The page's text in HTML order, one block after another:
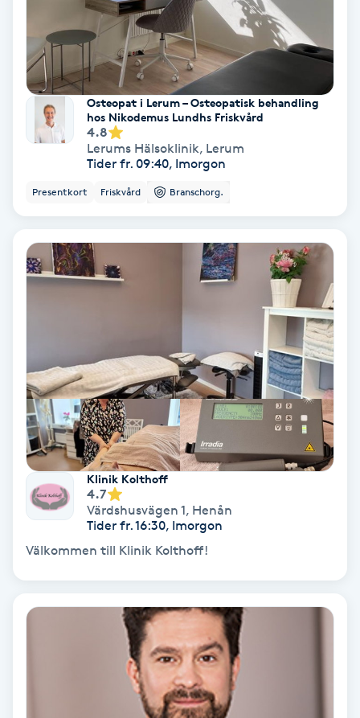
Regndroppsmassage
Reiki
Reikihealing
Reiki massage
Restorative Yoga
Rosenmetoden
Samtalsterapi
Senioryoga
Shiatsu
Singelfransar
Skalpmassage
Osteopat i Lerum – Osteopatisk behandling
hos Nikodemus Lundhs Friskvård
4.8
Lerums Hälsoklinik, Lerum
Tider fr. 09:40, Imorgon
Presentkort Friskvård Branschorg.
Klinik Kolthoff
4.7
Värdshusvägen 1, Henån
Tider fr. 16:30, Imorgon
Välkommen till Klinik Kolthoff!